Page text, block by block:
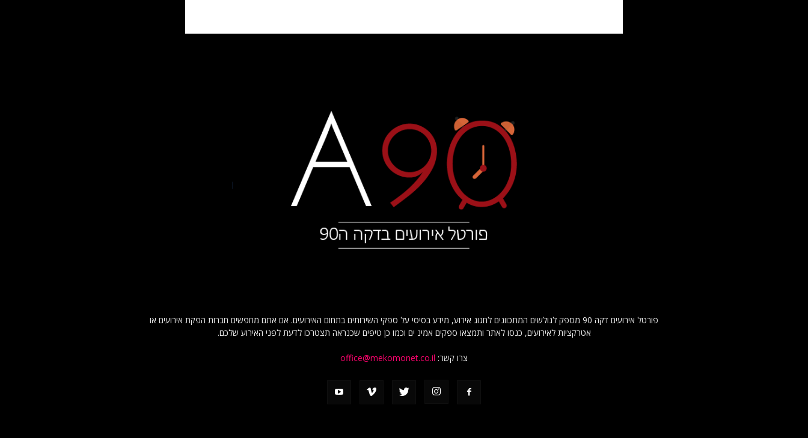
פורטל אירועים דקה 90 מספק לגולשים המתכוונים לחגוג אירוע, מידע בסיסי על ספקי השירותים בתחום האירועים. אם אתם מחפשים חברות הפקת אירועים או
אטרקציות לאירועים, כנסו לאתר ותמצאו ספקים אמינ ים וכמו כן טיפים שכנראה תצטרכו לדעת לפני האירוע שלכם.
צרו קשר: office@mekomonet.co.il